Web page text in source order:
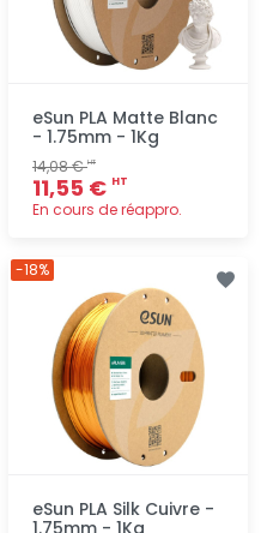
eSun PLA Matte Blanc
- 1.75mm - 1Kg
14,08 €HT
11,55 € HT
En cours de réappro.
rapide
eSun PLA Silk Cuivre -
1.75mm - 1Kg
-18%